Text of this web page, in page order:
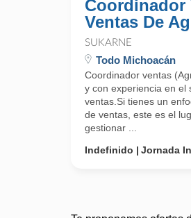
Coordinador
Ventas De
SUKARNE
Todo Michoacán
Coordinador ventas
y con experiencia en el
ventas.Si tienes un
de ventas, este es el
gestionar ...
Indefinido
Jornada